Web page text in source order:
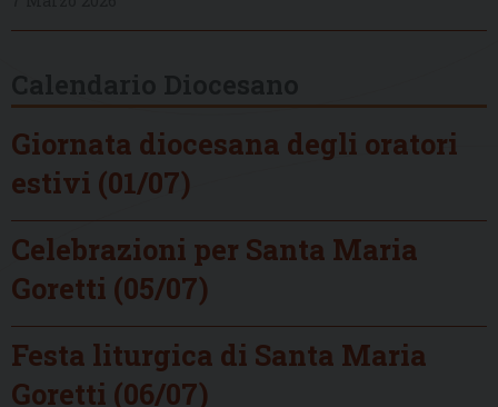
Giornata diocesana degli oratori
estivi (01/07)
Celebrazioni per Santa Maria
Goretti (05/07)
Festa liturgica di Santa Maria
Goretti (06/07)